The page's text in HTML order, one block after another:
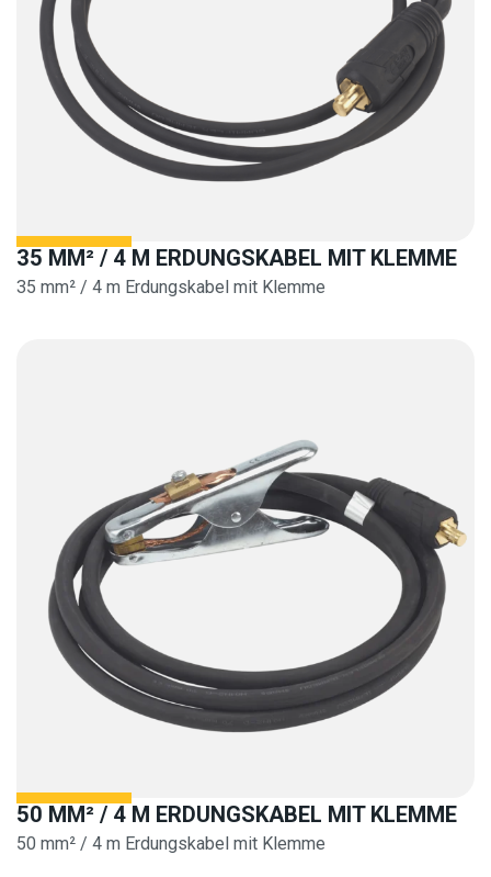
35 MM² / 4 M ERDUNGSKABEL MIT KLEMME
35 mm² / 4 m Erdungskabel mit Klemme
50 MM² / 4 M ERDUNGSKABEL MIT KLEMME
50 mm² / 4 m Erdungskabel mit Klemme